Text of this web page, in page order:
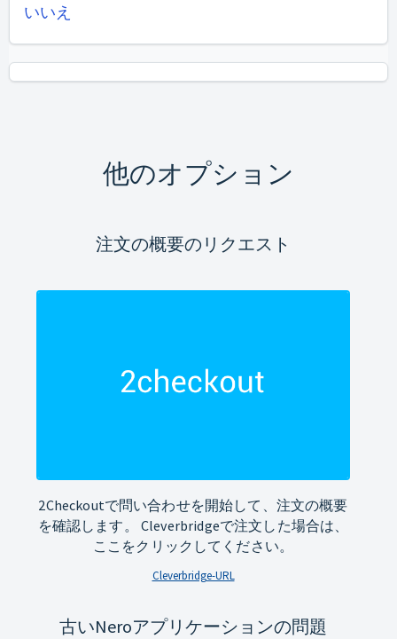
いいえ
他のオプション
注文の概要のリクエスト
2Checkoutで問い合わせを開始して、注文の概要
を確認します。 Cleverbridgeで注文した場合は、
ここをクリックしてください。
Cleverbridge-URL
古いNeroアプリケーションの問題